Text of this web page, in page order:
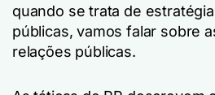
quando se trata de
públicas, vamos falar sobre
relações públicas.